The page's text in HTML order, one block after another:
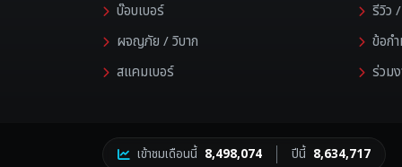
บ๊อบเบอร์
ผจญภัย / วิบาก
สแคมเบอร์
รีวิว
ข้อก
ร่วม
เข้าชมเดือนนี้ 8,498,074 ปีนี้ 8,634,717